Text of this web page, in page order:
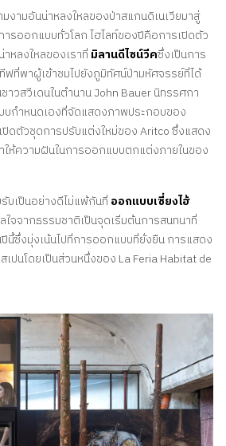
งามอันน่าหลงใหลของป่าสแกนดิเนเวียมาสู่
รออกแบบทั่วโลก ไฮไลท์ของปีคือการเปิดตัว
หลงใหลของเราที่ มิลานดีไซน์วีคซึ่งเป็นการ
ที่พาผู้เข้าชมไปยังภูมิทัศน์ป่ามหัศจรรย์ที่ได้
าวสวีเดนในตํานาน John Bauer นิทรรศกา
บกําหนดเองที่จัดแสดงภาพประกอบของ
ปิดตัวชุดการปรับแต่งใหม่ของ Aritco ซึ่งแสดง
ให้ความฝันในการออกแบบตกแต่งภายในของ
บเป็นอย่างดีไม่แพ้กันที่ ออกแบบเซี่ยงไฮ้
ใจจากธรรมชาติเป็นจุดเริ่มต้นการสนทนาที่
นี้ซึ่งมุ่งเน้นไปที่การออกแบบที่ยั่งยืน การแสดง
ปนโดยเป็นส่วนหนึ่งของ La Feria Habitat de